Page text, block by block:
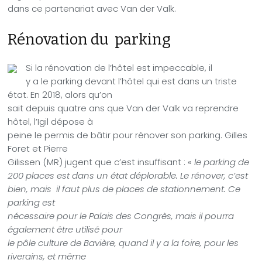
dans ce partenariat avec Van der Valk.
Rénovation du parking
Si la rénovation de l’hôtel est impeccable, il
y a le parking devant l’hôtel qui est dans un triste
état. En 2018, alors qu’on
sait depuis quatre ans que Van der Valk va reprendre
hôtel, l’Igil dépose à
peine le permis de bâtir pour rénover son parking. Gilles
Foret et Pierre
Gilissen (MR) jugent que c’est insuffisant : «le parking de
200 places est dans un état déplorable. Le rénover, c’est
bien, mais il faut plus de places de stationnement. Ce
parking est
nécessaire pour le Palais des Congrès, mais il pourra
également être utilisé pour
le pôle culture de Bavière, quand il y a la foire, pour les
riverains, et même